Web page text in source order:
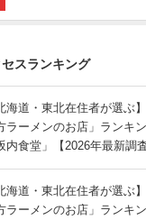
セスランキング
海道・東北在住者が選ぶ
ラーメンのお店」ランキ
内食堂」【2026年最新調
海道・東北在住者が選ぶ
ラーメンのお店」ランキ